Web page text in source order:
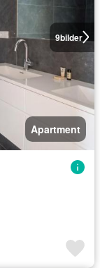
9bilder
Apartment